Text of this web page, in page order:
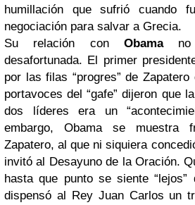
humillación que sufrió cuando
negociación para salvar a Grecia.
Su relación con Obamano
desafortunada. El primer
por las filas “progres” de
portavoces del “gafe” dijeron que
dos líderes era un
embargo, Obama se muestra
Zapatero, al que ni siquiera
invitó al Desayuno de la Oración.
hasta que punto se siente “lejos”
dispensó al Rey Juan Carlos un